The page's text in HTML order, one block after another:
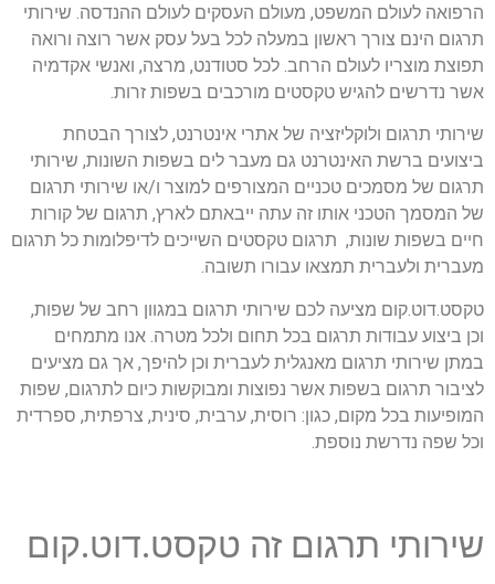
הרפואה לעולם המשפט, מעולם העסקים לעולם ההנדסה. שירותי
תרגום הינם צורך ראשון במעלה לכל בעל עסק אשר רוצה ורואה
תפוצת מוצריו לעולם הרחב. לכל סטודנט, מרצה, ואנשי אקדמיה
אשר נדרשים להגיש טקסטים מורכבים בשפות זרות.
שירותי תרגום ולוקליזציה של אתרי אינטרנט, לצורך הבטחת
ביצועים ברשת האינטרנט גם מעבר לים בשפות השונות, שירותי
תרגום של מסמכים טכניים המצורפים למוצר ו/או שירותי תרגום
של המסמך הטכני אותו זה עתה ייבאתם לארץ, תרגום של קורות
חיים בשפות שונות, תרגום טקסטים השייכים לדיפלומות כל תרגום
מעברית ולעברית תמצאו עבורו תשובה.
טקסט.דוט.קום מציעה לכם שירותי תרגום במגוון רחב של שפות,
וכן ביצוע עבודות תרגום בכל תחום ולכל מטרה. אנו מתמחים
במתן שירותי תרגום מאנגלית לעברית וכן להיפך, אך גם מציעים
לציבור תרגום בשפות אשר נפוצות ומבוקשות כיום לתרגום, שפות
המופיעות בכל מקום, כגון: רוסית, ערבית, סינית, צרפתית, ספרדית
וכל שפה נדרשת נוספת.
שירותי תרגום זה טקסט.דוט.קום